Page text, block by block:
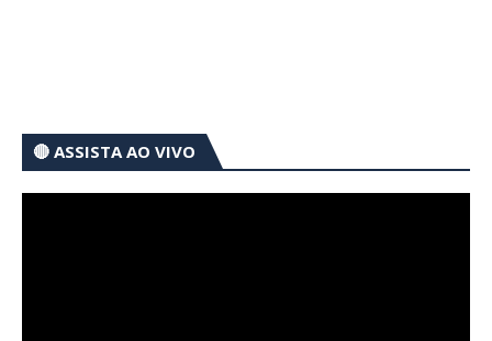
🔴 ASSISTA AO VIVO